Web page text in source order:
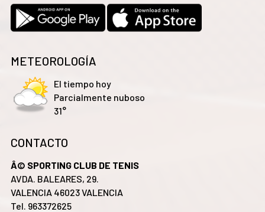
METEOROLOGÍA
El tiempo hoy
Parcialmente nuboso
31°
CONTACTO
Â© SPORTING CLUB DE TENIS
AVDA. BALEARES, 29.
VALENCIA 46023 VALENCIA
Tel. 963372625